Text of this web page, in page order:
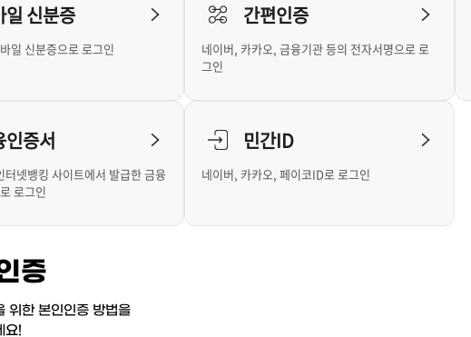
일 신분증
일 신분증으로 로그인
간편인증
네이버, 카카오, 금융기관 등의 전자서명으로 로
그인
인증서
터넷뱅킹 사이트에서 발급한 금융
로그인
민간ID
네이버, 카카오, 페이코ID로 로그인
증
위한 본인인증 방법을
요!